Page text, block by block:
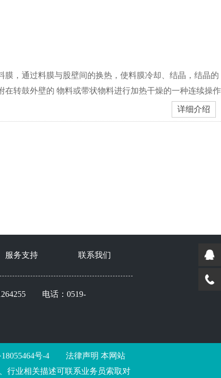
，通过料膜与股壁间的换热，使料膜冷却、结晶，结晶的
转鼓外壁的 物料或带状物料进行加热干燥的一种连续操作
详细介绍
服务支持 联系我们
电话：0519-
号-4 法律声明 本网站
行业相关描述可联系业务员索取对